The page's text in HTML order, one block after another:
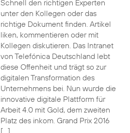
Schnell den richtigen Experten
unter den Kollegen oder das
richtige Dokument finden. Artikel
liken, kommentieren oder mit
Kollegen diskutieren. Das Intranet
von Telefónica Deutschland lebt
diese Offenheit und trägt so zur
digitalen Transformation des
Unternehmens bei. Nun wurde die
innovative digitale Plattform für
Arbeit 4.0 mit Gold, dem zweiten
Platz des inkom. Grand Prix 2016
[…]